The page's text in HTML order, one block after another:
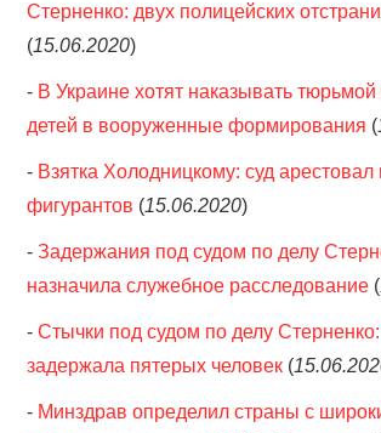
Стерненко: двух полицейских
(15.06.2020)
- В Украине хотят наказывать
детей в вооруженные формирования (
- Взятка Холодницкому: суд арестовал
фигурантов (15.06.2020)
-Задержания под судом по делу
назначила служебное расследование (
-Стычки под судом по делу
задержала пятерых человек (
- Минздрав определил страны с